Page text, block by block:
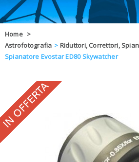
MARCHI
OFFERTE
BLOG
ENTI E PA
CONTATTI
DAL 8
GLI ORDINI
Home >
Astrofotografia > Riduttori, Correttori,
Spianatore Evostar ED80 Skywatcher